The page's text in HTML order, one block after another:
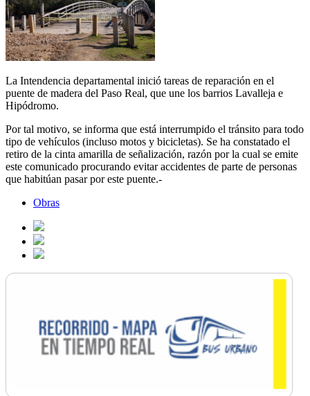
La Intendencia departamental inició tareas de reparación en el
puente de madera del Paso Real, que une los barrios Lavalleja e
Hipódromo.
Por tal motivo, se informa que está interrumpido el tránsito para todo
tipo de vehículos (incluso motos y bicicletas). Se ha constatado el
retiro de la cinta amarilla de señalización, razón por la cual se emite
este comunicado procurando evitar accidentes de parte de personas
que habitúan pasar por este puente.-
Obras